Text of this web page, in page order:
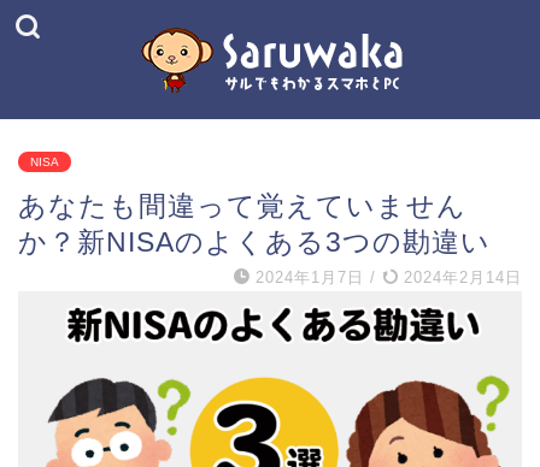
NISA
あなたも間違って覚えていません
か？新NISAのよくある3つの勘違い
2024年1月7日 / 2024年2月14日